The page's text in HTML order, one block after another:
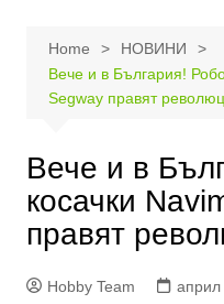
Home
НОВИНИ
Вече и в България!
Segway правят
Вече и в
косачки
правят
Hobby Team
април